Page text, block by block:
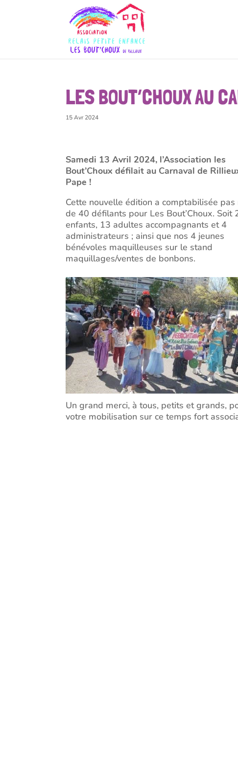
LES BOUT’CHOUX AU
15 Avr 2024
Samedi 13 Avril 2024, l’Association les
Bout’Choux défilait au Carnaval de
Pape !
Cette nouvelle édition a comptabilisée pas
de 40 défilants pour Les Bout’Choux. Soit
enfants, 13 adultes accompagnants et 4
administrateurs ; ainsi que nos 4 jeunes
bénévoles maquilleuses sur le stand
maquillages/ventes de bonbons.
Un grand merci, à tous, petits et grands,
votre mobilisation sur ce temps fort